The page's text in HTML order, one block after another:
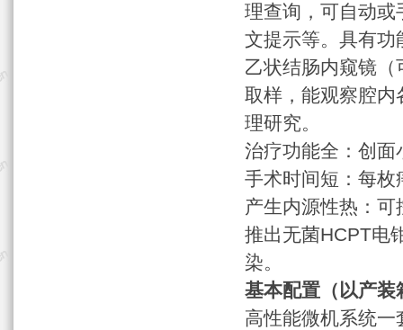
理查询，可自动或
文提示等。具有功
乙状结肠内窥镜
取样，能观察腔内
理研究。
治疗功能全：创面
手术时间短：每
产生内源性热：
推出无菌HCPT电
染。
基本配置（以产装
高性能微机系统一